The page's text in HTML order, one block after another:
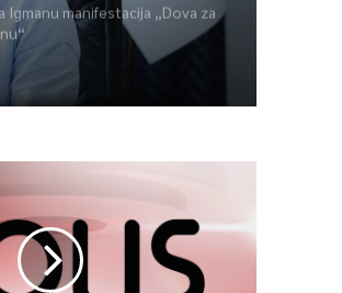
Igmanu manifestacija „Dova za